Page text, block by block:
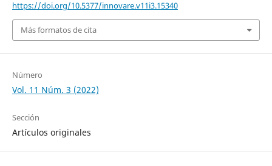
https://doi.org/10.5377/innovare.v11i3.15340
Más formatos de cita
Número
Vol. 11 Núm. 3 (2022)
Sección
Artículos originales